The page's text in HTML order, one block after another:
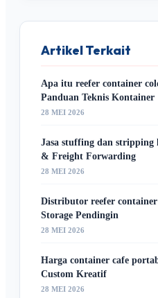
Artikel Terkait
Apa itu reefer container
Panduan Teknis Kontainer
28 MEI 2026
Jasa stuffing dan stripping
& Freight Forwarding
28 MEI 2026
Distributor reefer
Storage Pendingin
28 MEI 2026
Harga container cafe
Custom Kreatif
28 MEI 2026